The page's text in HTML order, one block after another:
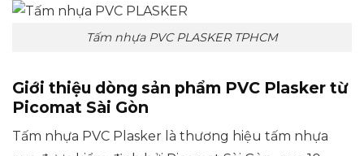
Tấm nhựa PVC PLASKER TPHCM
Giới thiệu dòng sản phẩm PVC Plasker từ
Picomat Sài Gòn
Tấm nhựa PVC Plasker là thương hiệu tấm nhựa